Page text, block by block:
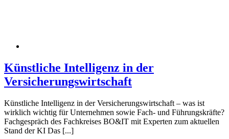
Künstliche Intelligenz in der
Versicherungswirtschaft
Künstliche Intelligenz in der Versicherungswirtschaft – was ist
wirklich wichtig für Unternehmen sowie Fach- und Führungskräfte?
Fachgespräch des Fachkreises BO&IT mit Experten zum aktuellen
Stand der KI Das [...]